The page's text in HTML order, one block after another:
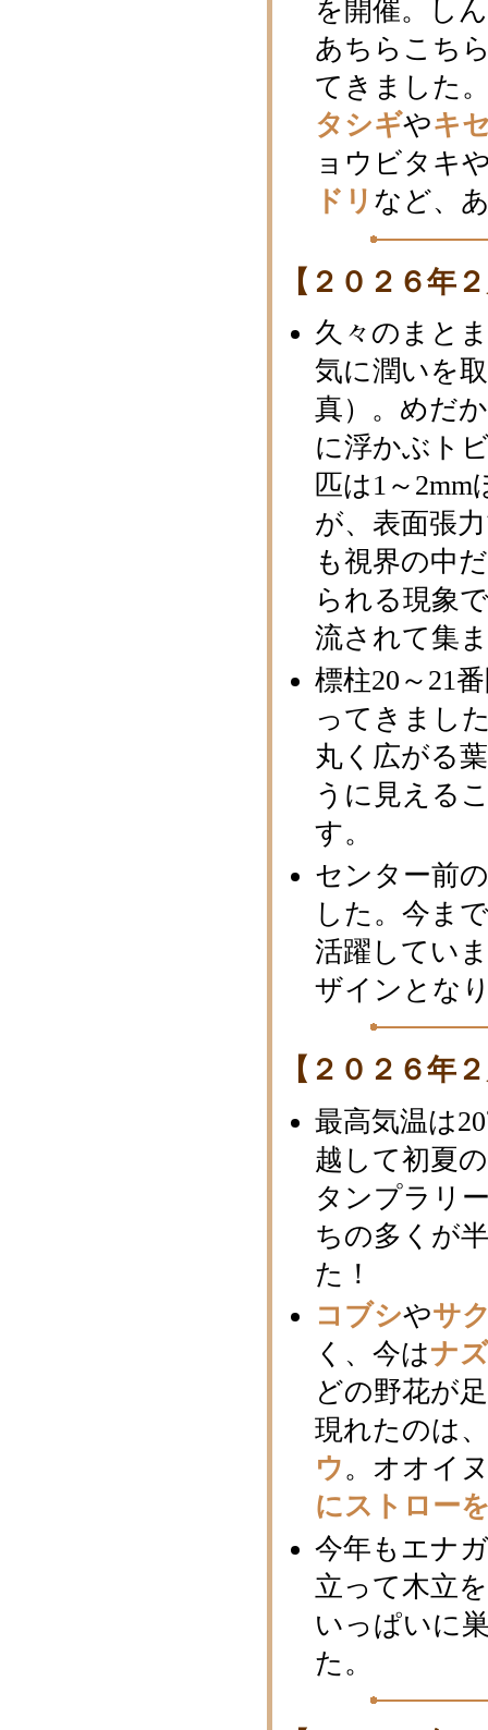
を開催。し
あちらこち
てきました
タシギやキ
ョウビタキ
ドリ など、
【２０２６年
久々のまと
気に潤いを
真）。めだ
に浮かぶト
匹は1～
が、表面張
も視界の中
られる現象
流されて集
標柱20～21
ってきまし
丸く広がる
うに見える
す。
センター前
した。今ま
活躍してい
ザインとな
【２０２６年
最高気温は
越して初夏
タンプラリ
ちの多くが
た！
コブシやサ
く、今はナ
どの野花が
現れたのは
ウ。オオイ
にストロー
今年もエナ
立って木立
いっぱいに
た。